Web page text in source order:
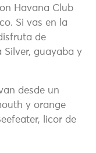
Havana Club
Si vas en la
de
Silver, guayaba y
desde un
y orange
licor de